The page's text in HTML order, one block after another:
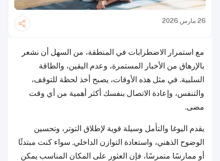
26 مارس 2026
مع استمرار الاضطرابات في المنطقة، من السهل أن نشعر
بالإرهاق من الأخبار المستمرة، وعدم اليقين، والطاقة
السلبية. في مثل هذه الأوقات، يصبح أخذ لحظة للتوقف،
والتنفس، وإعادة الاتصال بنفسك أكثر أهمية من أي وقت
مضى.
يقدم اليوغا والتأمل وسيلة قوية لإطلاق التوتر، وتحسين
الوضوح الذهني، واستعادة التوازن الداخلي. سواء كنت مبتدئًا
أو ممارسًا متمرسًا، فإن العثور على المكان المناسب يمكن